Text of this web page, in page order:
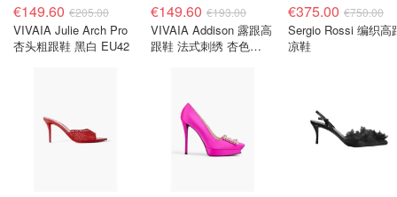
€149.60 €205.00
VIVAIA Julie Arch Pro
杏头粗跟鞋 黑白 EU42
€149.60 €193.00
VIVAIA Addison 露跟高
跟鞋 法式刺绣 杏色
€375.00 €750.00
Sergio Rossi 编织高
凉鞋